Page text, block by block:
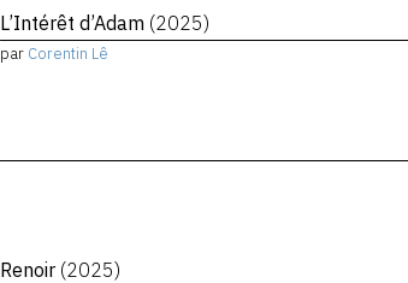
L’Intérêt d’Adam (2025)
par Corentin Lê
Renoir (2025)